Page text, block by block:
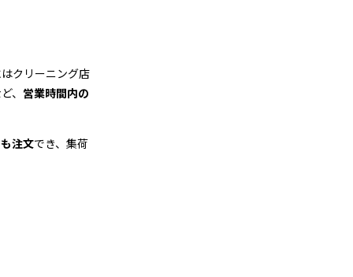
クリーニング店
、 営業時間内の
注文でき、集荷